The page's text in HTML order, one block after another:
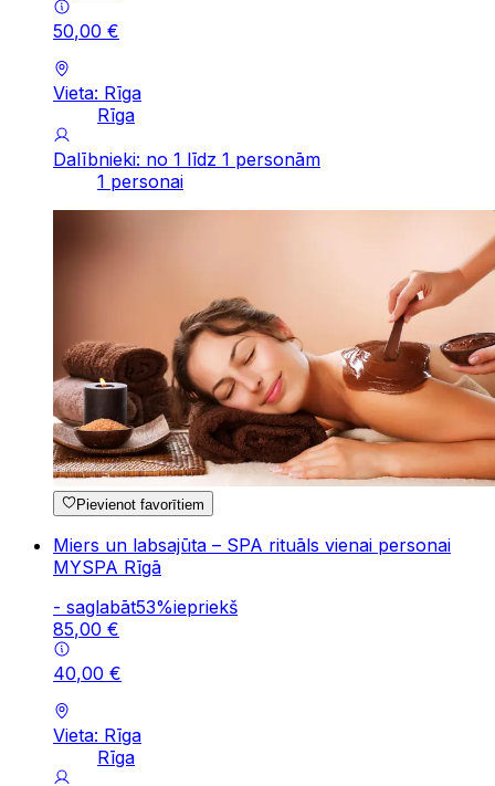
50,00 €
Vieta: Rīga
Rīga
Dalībnieki: no 1 līdz 1 personām
1 personai
Pievienot favorītiem
Miers un labsajūta – SPA rituāls vienai personai
MYSPA Rīgā
- saglabāt53%iepriekš
85,00 €
40,00 €
Vieta: Rīga
Rīga